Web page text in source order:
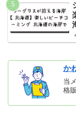
か
当
格